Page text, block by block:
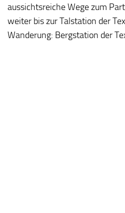
aussichtsreiche Wege zum
weiter bis zur Talstation der
Wanderung: Bergstation der